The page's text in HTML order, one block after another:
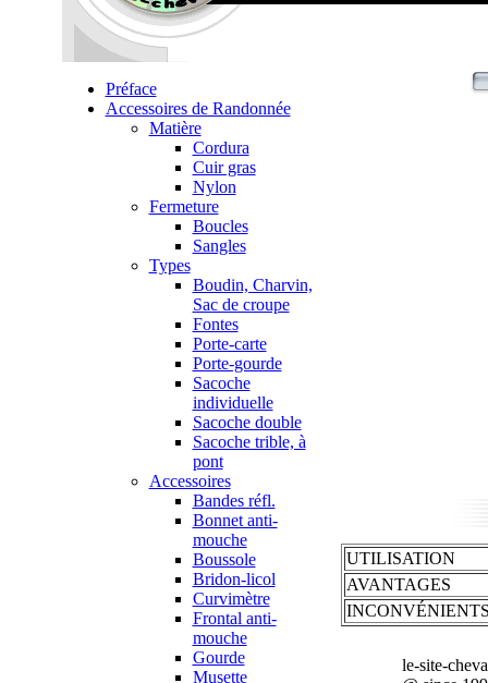
Préface
Accessoires de Randonnée
Matière
Cordura
Cuir gras
Nylon
Fermeture
Boucles
Sangles
Types
Boudin, Charvin,
Sac de croupe
Fontes
Porte-carte
Porte-gourde
Sacoche
individuelle
Sacoche double
Sacoche trible, à
pont
Accessoires
Bandes réfl.
Bonnet anti-
mouche
Boussole
Bridon-licol
Curvimètre
Frontal anti-
mouche
Gourde
Musette
UTILISATION
AVANTAGES
le-site-